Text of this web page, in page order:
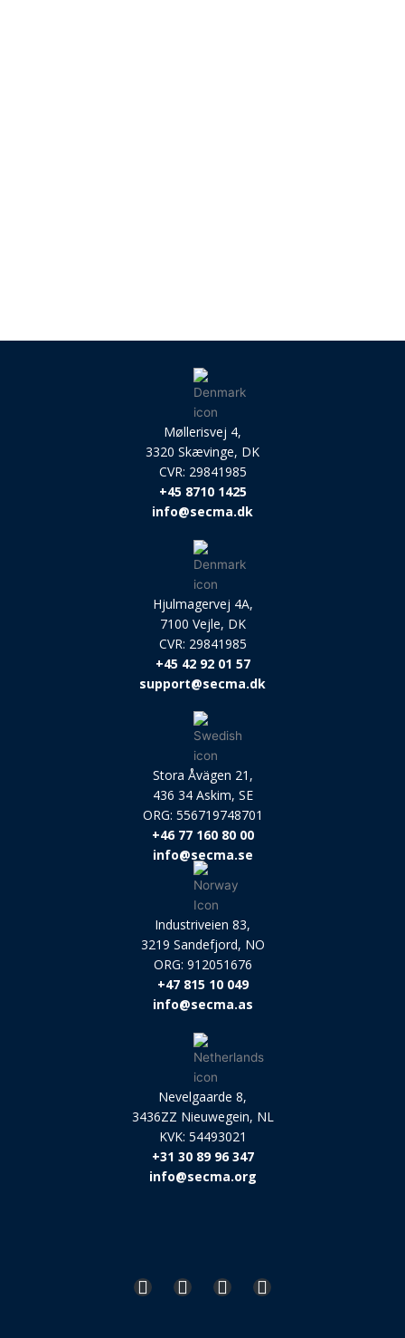
Møllerisvej 4,
3320 Skævinge, DK
CVR: 29841985
+45 8710 1425
info@secma.dk
Hjulmagervej 4A,
7100 Vejle, DK
CVR: 29841985
+45 42 92 01 57
support@secma.dk
Stora Åvägen 21,
436 34 Askim, SE
ORG: 556719748701
+46 77 160 80 00
info@secma.se
Industriveien 83,
3219 Sandefjord, NO
ORG: 912051676
+47 815 10 049
info@secma.as
Nevelgaarde 8,
3436ZZ Nieuwegein, NL
KVK: 54493021
+31 30 89 96 347
info@secma.org
L
F
Y
I